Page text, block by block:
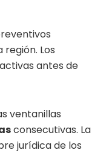
región. Los
antes de
ventanillas
consecutivas. La
jurídica de los